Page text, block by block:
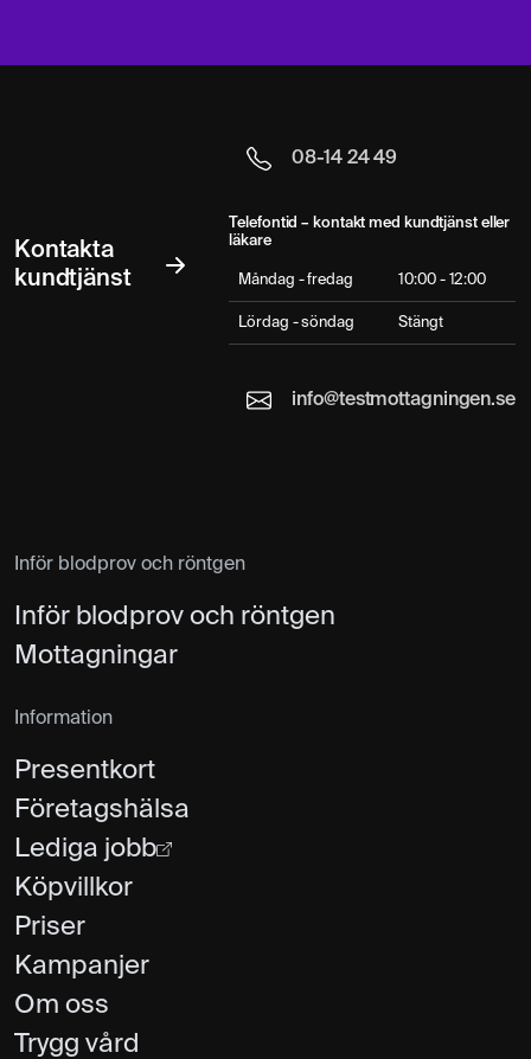
Kontakta
kundtjänst
08-14 24 49
Telefontid – kontakt med kundtjänst eller
läkare
Måndag - fredag 10:00 - 12:00
Lördag - söndag Stängt
info@testmottagningen.se
Inför blodprov och röntgen
Inför blodprov och röntgen
Mottagningar
Information
Presentkort
Företagshälsa
Lediga jobb
Köpvillkor
Priser
Kampanjer
Om oss
Trygg vård